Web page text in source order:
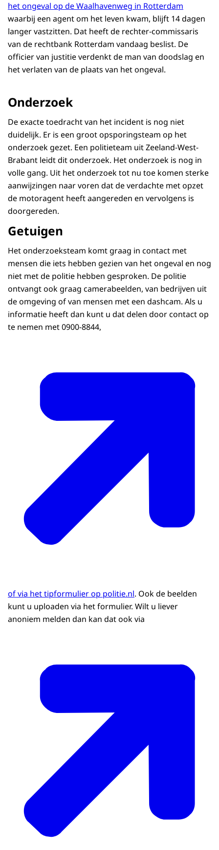
het ongeval op de Waalhavenweg in Rotterdam
waarbij een agent om het leven kwam, blijft 14 dagen
langer vastzitten. Dat heeft de rechter-commissaris
van de rechtbank Rotterdam vandaag beslist. De
officier van justitie verdenkt de man van doodslag en
het verlaten van de plaats van het ongeval.
Onderzoek
De exacte toedracht van het incident is nog niet
duidelijk. Er is een groot opsporingsteam op het
onderzoek gezet. Een politieteam uit Zeeland-West-
Brabant leidt dit onderzoek. Het onderzoek is nog in
volle gang. Uit het onderzoek tot nu toe komen sterke
aanwijzingen naar voren dat de verdachte met opzet
de motoragent heeft aangereden en vervolgens is
doorgereden.
Getuigen
Het onderzoeksteam komt graag in contact met
mensen die iets hebben gezien van het ongeval en nog
niet met de politie hebben gesproken. De politie
ontvangt ook graag camerabeelden, van bedrijven uit
de omgeving of van mensen met een dashcam. Als u
informatie heeft dan kunt u dat delen door contact op
te nemen met 0900-8844,
of via het tipformulier op politie.nl. Ook de beelden
kunt u uploaden via het formulier. Wilt u liever
anoniem melden dan kan dat ook via